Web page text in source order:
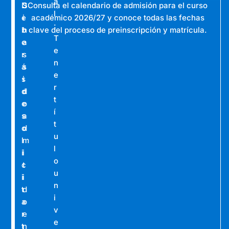
l
:
T
e
n
e
r
t
í
t
u
l
o
u
n
i
v
e
D
e
b
e
r
á
s
d
e
s
o
l
i
c
i
t
a
r
t
S
i
h
a
s
s
i
d
o
a
d
m
i
t
i
d
o
e
n
Consulta el calendario de admisión para el curso
académico 2026/27 y conoce todas las fechas
clave del proceso de preinscripción y matrícula.